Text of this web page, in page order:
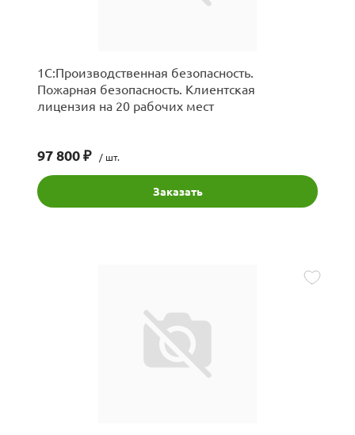
1С:Производственная безопасность.
Пожарная безопасность. Клиентская
лицензия на 20 рабочих мест
97 800 ₽ / шт.
Заказать